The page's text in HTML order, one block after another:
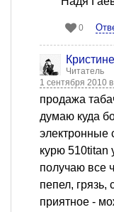
0
Читатель
1 сентября 2010
продажа
думаю куда
электронные
курю 510titan
получаю все
пепел, грязь,
приятное -